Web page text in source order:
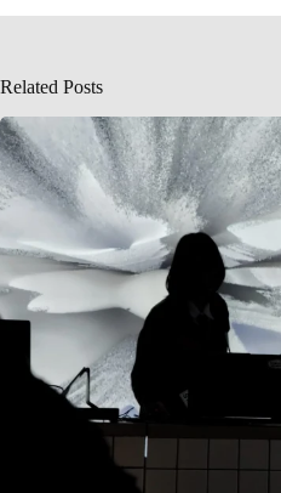
Related Posts